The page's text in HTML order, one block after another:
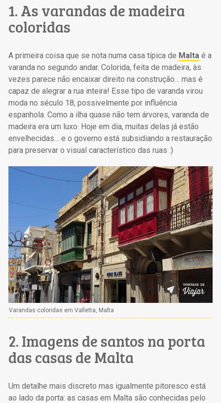
1. As varandas de madeira
coloridas
A primeira coisa que se nota numa casa típica de Maltaé a
varanda no segundo andar. Colorida, feita de madeira, às
vezes parece não encaixar direito na construção… mas é
capaz de alegrar a rua inteira! Esse tipo de varanda virou
moda no século 18, possivelmente por influência
espanhola. Como a ilha quase não tem árvores, varanda de
madeira era um luxo. Hoje em dia, muitas delas já estão
envelhecidas… e o governo está subsidiando a restauração
para preservar o visual característico das ruas :)
Varandas coloridas em Valletta, Malta
2. Imagens de santos na porta
das casas de Malta
Um detalhe mais discreto mas igualmente pitoresco está
ao lado da porta: as casas em Malta são conhecidas pelo